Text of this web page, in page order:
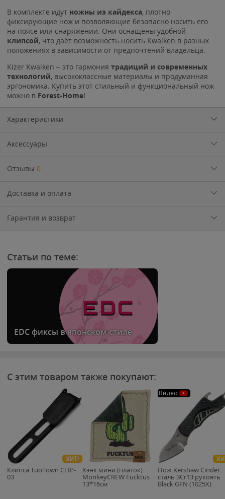
В комплекте идут ножны из кайдекса, плотно
фиксирующие нож и позволяющие безопасно носить его
на поясе или снаряжении. Они оснащены удобной
клипсой, что даёт возможность носить Kwaiken в разных
положениях в зависимости от предпочтений владельца.
Kizer Kwaiken – это гармония традиций и современных
технологий, высококлассные материалы и продуманная
эргономика. Купить этот стильный и функциональный нож
можно в Forest-Home!
Характеристики
Аксессуары
Отзывы 0
Доставка и оплата
Гарантия и возврат
Статьи по теме:
EDC фиксы в японском стиле
С этим товаром также покупают:
ХИТ!
Клипса TuoTown CLIP-
03
Хэнк мини (платок)
MonkeyCREW Fucktus
13*16см
Видео
Нож Kershaw Cinder
cталь 3Cr13 рукоять
Black GFN (1025X)